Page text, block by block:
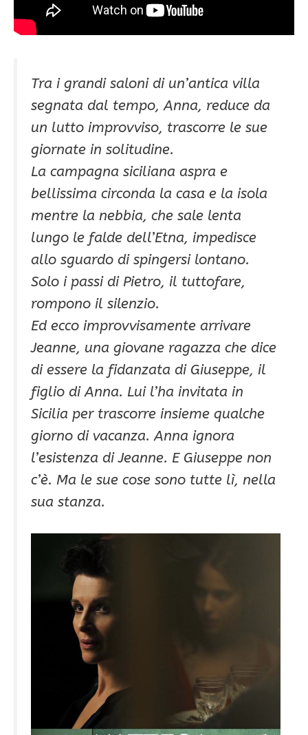
Tra i grandi saloni di un’antica villa
segnata dal tempo, Anna, reduce da
un lutto improvviso, trascorre le sue
giornate in solitudine.
La campagna siciliana aspra e
bellissima circonda la casa e la isola
mentre la nebbia, che sale lenta
lungo le falde dell’Etna, impedisce
allo sguardo di spingersi lontano.
Solo i passi di Pietro, il tuttofare,
rompono il silenzio.
Ed ecco improvvisamente arrivare
Jeanne, una giovane ragazza che dice
di essere la fidanzata di Giuseppe, il
figlio di Anna. Lui l’ha invitata in
Sicilia per trascorre insieme qualche
giorno di vacanza. Anna ignora
l’esistenza di Jeanne. E Giuseppe non
c’è. Ma le sue cose sono tutte lì, nella
sua stanza.